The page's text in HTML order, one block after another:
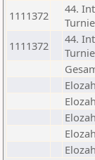
1111372
44.
1111372
44.